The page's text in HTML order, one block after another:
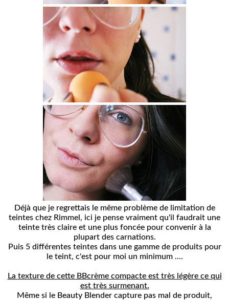
Déjà que je regrettais le même problème de limitation de
teintes chez Rimmel , ici je pense vraiment qu'il faudrait une
teinte très claire et une plus foncée pour convenir à la
plupart des carnations.
Puis 5 différentes teintes dans une gamme de produits pour
le teint, c'est pour moi un minimum ....
La texture de cette BBcrème compacte est très légère ce qui
est très surmenant.
Même si le Beauty Blender capture pas mal de produit,